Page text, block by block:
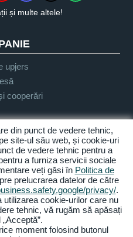
și multe altele!
upjers
cooperări
Let's Play
Termeni și
condiții
din punct de vedere tehnic,
site-ul său web, și cookie-uri
de vedere tehnic pentru a
a furniza servicii sociale
veți găsi în Politica de
prelucrarea datelor de către
privacy/.
cookie-urilor care nu
tehnic, vă rugăm să apăsați
moment folosind butonul